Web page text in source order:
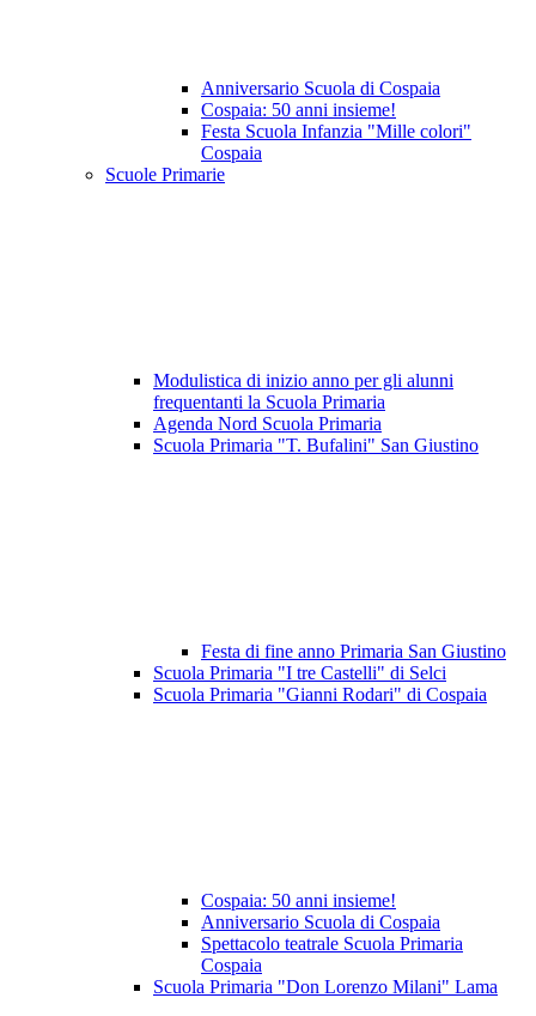
Anniversario Scuola di Cospaia
Cospaia: 50 anni insieme!
Festa Scuola Infanzia "Mille colori"
Cospaia
Scuole Primarie
Modulistica di inizio anno per gli alunni
frequentanti la Scuola Primaria
Agenda Nord Scuola Primaria
Scuola Primaria "T. Bufalini" San Giustino
Festa di fine anno Primaria San Giustino
Scuola Primaria "I tre Castelli" di Selci
Scuola Primaria "Gianni Rodari" di Cospaia
Cospaia: 50 anni insieme!
Anniversario Scuola di Cospaia
Spettacolo teatrale Scuola Primaria
Cospaia
Scuola Primaria "Don Lorenzo Milani" Lama